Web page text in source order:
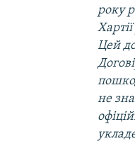
року
Цей
не